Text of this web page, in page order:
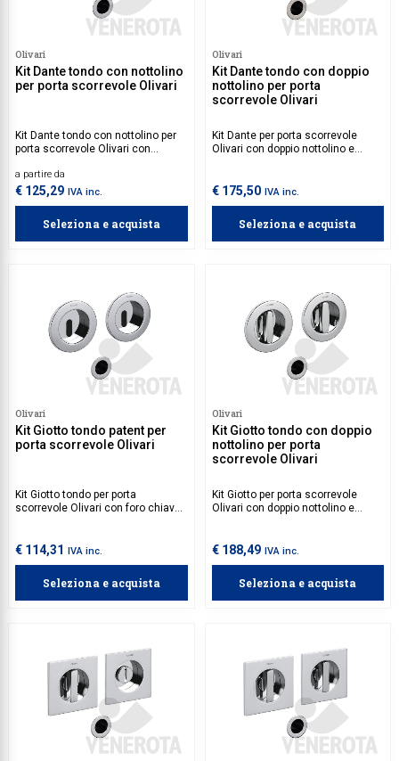
Olivari
Kit Dante tondo con nottolino
per porta scorrevole Olivari
Kit Dante tondo con nottolino per
porta scorrevole Olivari con
a partire da
€ 125,29 IVA inc.
Seleziona e acquista
Olivari
Kit Dante tondo con doppio
nottolino per porta
scorrevole Olivari
Kit Dante per porta scorrevole
Olivari con doppio nottolino e
€ 175,50 IVA inc.
Seleziona e acquista
Olivari
Kit Giotto tondo patent per
porta scorrevole Olivari
Kit Giotto tondo per porta
scorrevole Olivari con foro chiave
€ 114,31 IVA inc.
Seleziona e acquista
Olivari
Kit Giotto tondo con doppio
nottolino per porta
scorrevole Olivari
Kit Giotto per porta scorrevole
Olivari con doppio nottolino e
€ 188,49 IVA inc.
Seleziona e acquista